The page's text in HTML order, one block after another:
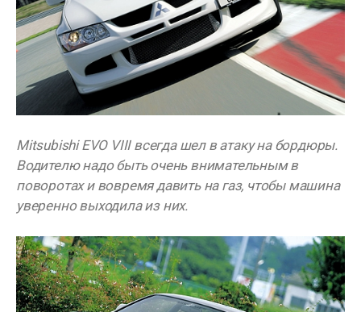
Mitsubishi EVO VIII всегда шел в атаку на бордюры.
Водителю надо быть очень внимательным в
поворотах и вовремя давить на газ, чтобы машина
уверенно выходила из них.